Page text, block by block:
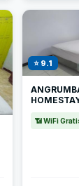
⭐ 9.1
📶 WiFi